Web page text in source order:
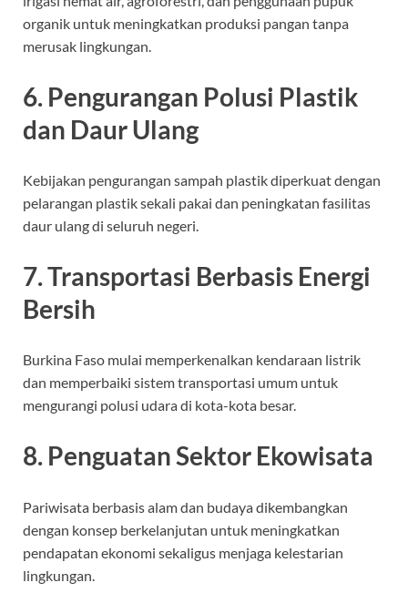
organik untuk meningkatkan produksi pangan tanpa
merusak lingkungan.
6. Pengurangan Polusi Plastik
dan Daur Ulang
Kebijakan pengurangan sampah plastik diperkuat dengan
pelarangan plastik sekali pakai dan peningkatan fasilitas
daur ulang di seluruh negeri.
7. Transportasi Berbasis Energi
Bersih
Burkina Faso mulai memperkenalkan kendaraan listrik
dan memperbaiki sistem transportasi umum untuk
mengurangi polusi udara di kota-kota besar.
8. Penguatan Sektor Ekowisata
Pariwisata berbasis alam dan budaya dikembangkan
dengan konsep berkelanjutan untuk meningkatkan
pendapatan ekonomi sekaligus menjaga kelestarian
lingkungan.